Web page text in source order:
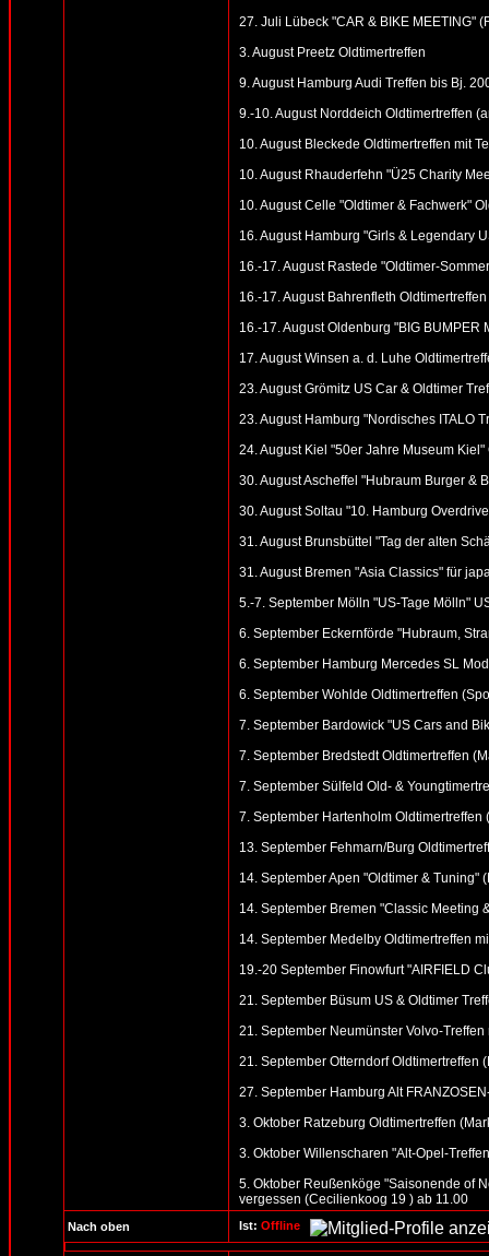
27. Juli Lübeck "CAR & BIKE MEETING"
3. August Preetz Oldtimertreffen
9. August Hamburg Audi Treffen bis Bj.
9.-10. August Norddeich Oldtimertreffen
10. August Bleckede Oldtimertreffen mit
10. August Rhauderfehn "Ü25 Charity
10. August Celle "Oldtimer & Fachwerk"
16. August Hamburg "Girls & Legendary
16.-17. August Rastede "Oldtimer-
16.-17. August Bahrenfleth
16.-17. August Oldenburg "BIG BUMPER
17. August Winsen a. d. Luhe
23. August Grömitz US Car & Oldtimer
23. August Hamburg "Nordisches ITALO
24. August Kiel "50er Jahre Museum
30. August Ascheffel "Hubraum Burger &
30. August Soltau "10. Hamburg
31. August Brunsbüttel "Tag der alten
31. August Bremen "Asia Classics" für
5.-7. September Mölln "US-Tage Mölln"
6. September Eckernförde "Hubraum,
6. September Hamburg Mercedes SL
6. September Wohlde Oldtimertreffen
7. September Bardowick "US Cars and
7. September Bredstedt Oldtimertreffen
7. September Sülfeld Old- &
7. September Hartenholm Oldtimertreffen
13. September Fehmarn/Burg
14. September Apen "Oldtimer & Tuning"
14. September Bremen "Classic Meeting
14. September Medelby Oldtimertreffen
19.-20 September Finowfurt "AIRFIELD
21. September Büsum US & Oldtimer
21. September Neumünster Volvo-
21. September Otterndorf Oldtimertreffen
27. September Hamburg Alt
3. Oktober Ratzeburg Oldtimertreffen
3. Oktober Willenscharen "Alt-Opel-
5. Oktober Reußenköge "Saisonende of
vergessen (Cecilienkoog 19 ) ab 11.00
Nach oben Ist: Offline